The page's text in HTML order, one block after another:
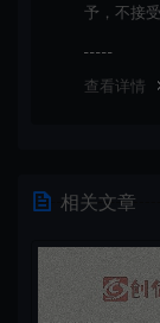
予，不接
查看详情
相关文章